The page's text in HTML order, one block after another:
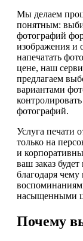
Мы делаем
понятным:
фотографий
изображения и
напечатать
цене, наш
предлагаем
вариантами
фотографий.
Услуга печати
только на
и
ваш заказ
благодаря
насыщенными
Почему